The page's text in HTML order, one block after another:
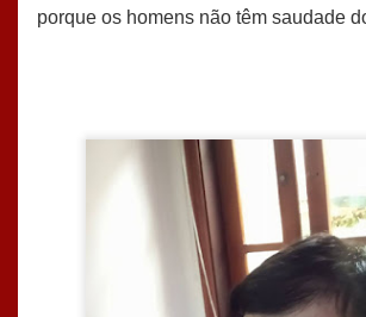
porque os homens não têm saudade